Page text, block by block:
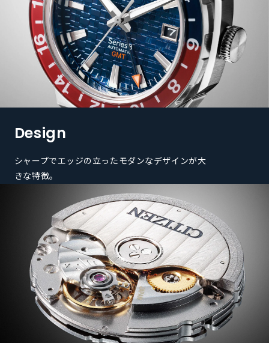
Design
シャープでエッジの立ったモダンなデザインが大
きな特徴。